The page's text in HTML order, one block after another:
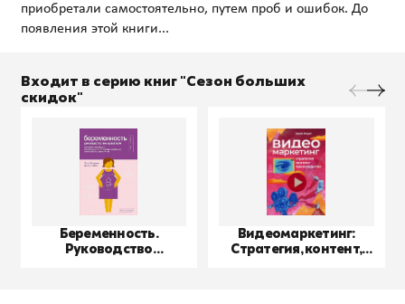
приобретали самостоятельно, путем проб и ошибок. До
Входит в серию книг "Сезон больших
скидок"
Беременность.
Руководство
Видеомаркетинг:
Стратегия, контент,